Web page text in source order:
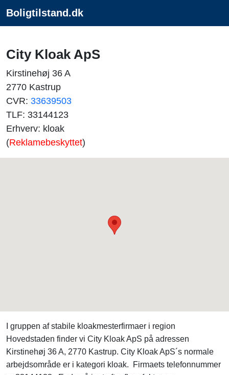
Boligtilstand.dk
City Kloak ApS
Kirstinehøj 36 A
2770 Kastrup
CVR: 33639503
TLF: 33144123
Erhverv: kloak
(Reklamebeskyttet)
I gruppen af stabile kloakmesterfirmaer i region
Hovedstaden finder vi City Kloak ApS på adressen
Kirstinehøj 36 A, 2770 Kastrup. City Kloak ApS´s normale
arbejdsområde er i kategori kloak. Firmaets telefonnummer